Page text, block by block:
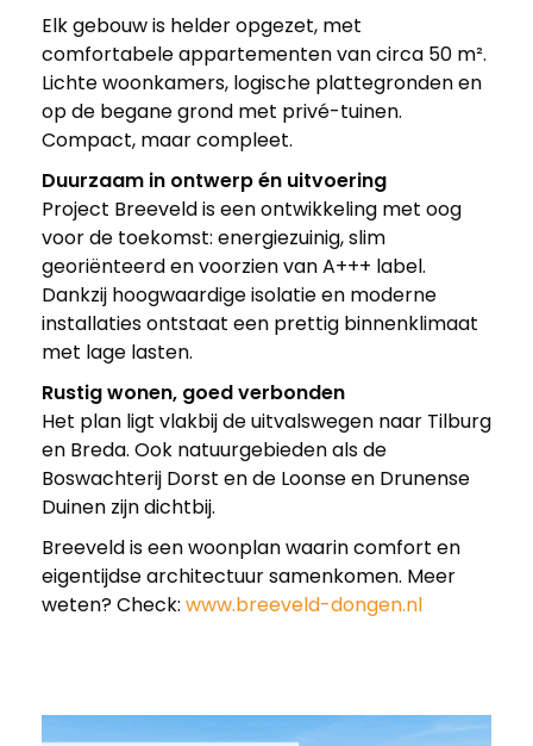
Elk gebouw is helder opgezet, met
comfortabele appartementen van circa 50 m².
Lichte woonkamers, logische plattegronden en
op de begane grond met privé-tuinen.
Compact, maar compleet.
Duurzaam in ontwerp én uitvoering
Project Breeveld is een ontwikkeling met oog
voor de toekomst: energiezuinig, slim
georiënteerd en voorzien van A+++ label.
Dankzij hoogwaardige isolatie en moderne
installaties ontstaat een prettig binnenklimaat
met lage lasten.
Rustig wonen, goed verbonden
Het plan ligt vlakbij de uitvalswegen naar Tilburg
en Breda. Ook natuurgebieden als de
Boswachterij Dorst en de Loonse en Drunense
Duinen zijn dichtbij.
Breeveld is een woonplan waarin comfort en
eigentijdse architectuur samenkomen. Meer
weten? Check: www.breeveld-dongen.nl